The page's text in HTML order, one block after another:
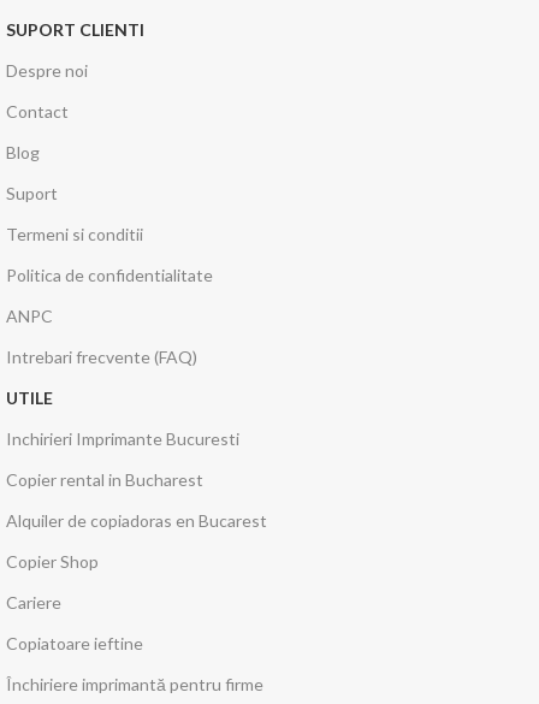
SUPORT CLIENTI
Despre noi
Contact
Blog
Suport
Termeni si conditii
Politica de confidentialitate
ANPC
Intrebari frecvente (FAQ)
UTILE
Inchirieri Imprimante Bucuresti
Copier rental in Bucharest
Alquiler de copiadoras en Bucarest
Copier Shop
Cariere
Copiatoare ieftine
Închiriere imprimantă pentru firme